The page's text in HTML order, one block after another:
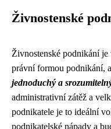
Živnostenské
Živnostenské podnikání
právní formou podnikání,
jednoduchý a
administrativní zátěž a
podnikatele je to ideální
podnikatelské nápady a